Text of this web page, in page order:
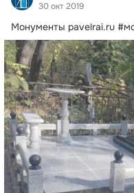
30 окт 2019
Монументы pavelrai.ru